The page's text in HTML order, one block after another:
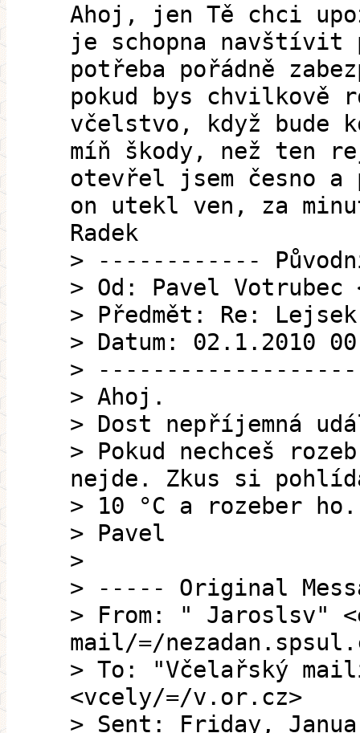
Ahoj, jen Tě chci
je schopna
potřeba pořádně
pokud bys chvilkově
včelstvo, když bude
míň škody, než ten
otevřel jsem česno a
on utekl ven, za
Radek
> ------------
> Od: Pavel
> Předmět: Re:
> Datum: 02.1.2010
>
> Ahoj.
> Dost nepříjemná
> Pokud nechceš
nejde. Zkus si
> 10 °C a rozeber ho.
> Pavel
>
> ----- Original
> From: " Jaroslsv"
mail/=/
> To: "Včelařský
<vcely/=/v.or.cz>
> Sent: Friday,